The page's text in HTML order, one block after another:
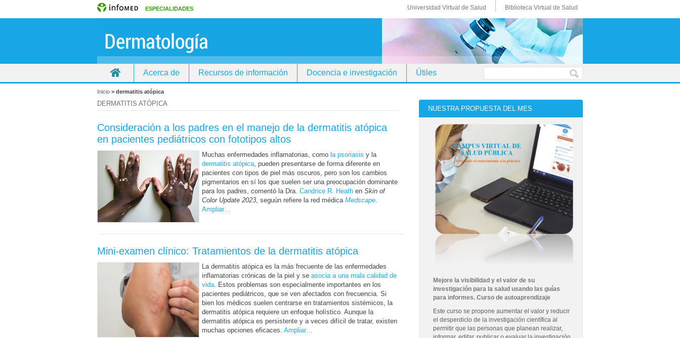
ESPECIALIDADES Universidad Virtual de Salud Biblioteca Virtual de Salud
Acerca de Recursos de información Docencia e investigación Útiles
Inicio > dermatitis atópica
DERMATITIS ATÓPICA
Consideración a los padres en el manejo de la dermatitis atópica
en pacientes pediátricos con fototipos altos
Muchas enfermedades inflamatorias, como la psoriasis y la
dermatitis atópica, pueden presentarse de forma diferente en
pacientes con tipos de piel más oscuros, pero son los cambios
pigmentarios en sí los que suelen ser una preocupación dominante
para los padres, comentó la Dra. Candrice R. Heath en Skin of
Color Update 2023, seguún refiere la red médica Medscape.
Ampliar…
Mini-examen clínico: Tratamientos de la dermatitis atópica
La dermatitis atópica es la más frecuente de las enfermedades
inflamatorias crónicas de la piel y se asocia a una mala calidad de
vida. Estos problemas son especialmente importantes en los
pacientes pediátricos, que se ven afectados con frecuencia. Si
bien los médicos suelen centrarse en tratamientos sistémicos, la
dermatitis atópica requiere un enfoque holístico. Aunque la
dermatitis atópica es persistente y a veces difícil de tratar, existen
muchas opciones eficaces. Ampliar…
NUESTRA PROPUESTA DEL MES
Mejore la visibilidad y el valor de su
investigación para la salud usando las guías
para informes. Curso de autoaprendizaje
Este curso se propone aumentar el valor y reducir
el desperdicio de la investigación científica al
permitir que las personas que planean realizar,